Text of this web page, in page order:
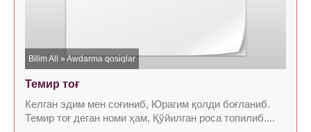
Bilim All » Awdarma qosiqlar
Темир тоғ
Келган эдим мен соғиниб, Юрагим қолди боғланиб.
Темир тоғ деган номи ҳам, Қўйилган роса топилиб....